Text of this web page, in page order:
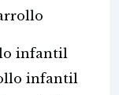
infantil
infantil